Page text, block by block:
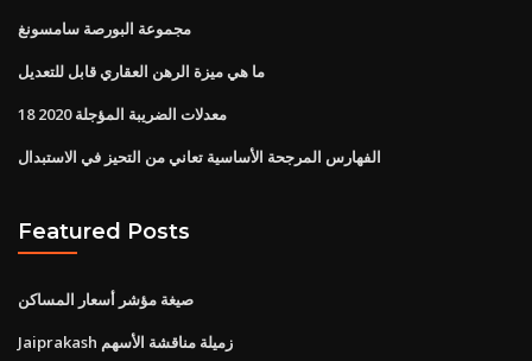
مجموعة البورصة سامسونغ
ما هي ميزة الرهن العقاري قابل للتعديل
معدلات الضريبة المؤجلة 2020 18
الفهارس المرجحة الأساسية تعاني من التحيز في الاستبدال
Featured Posts
صيغة مؤشر أسعار المساكن
Jaiprakash زميلة مناقشة الأسهم